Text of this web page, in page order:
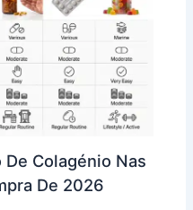
Colagénio Nas
De 2026